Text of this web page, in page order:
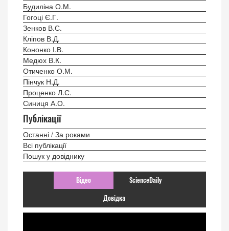
Будиліна О.М.
Гогоці Є.Г.
Зенков В.С.
Кліпов В.Д.
Кононко І.В.
Медюх В.К.
Отиченко О.М.
Пінчук Н.Д.
Проценко Л.С.
Синиця А.О.
Публікації
Останні / За роками
Всі публікації
Пошук у довіднику
Відео ScienceDaily
Довідка